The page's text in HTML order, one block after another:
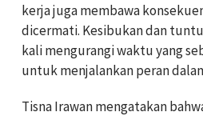
kerja juga membawa
dicermati. Kesibukan dan
kali mengurangi waktu yang
untuk menjalankan peran
Tisna Irawan mengatakan